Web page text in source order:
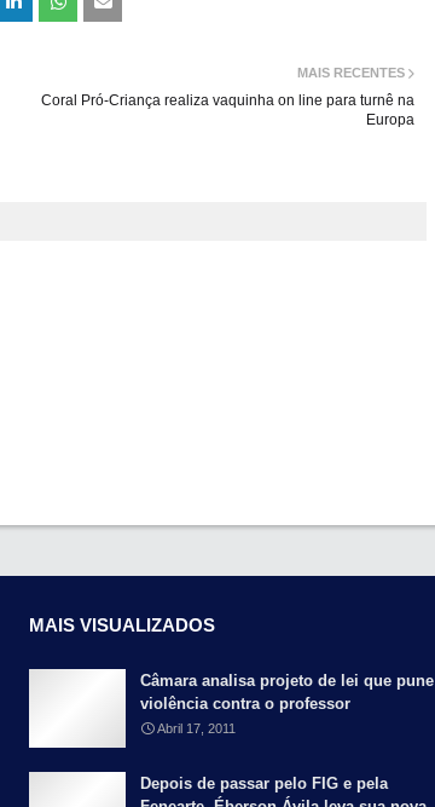
MAIS RECENTES
Coral Pró-Criança realiza vaquinha on line para turnê na
Europa
MAIS VISUALIZADOS
Câmara analisa projeto de lei que pune
violência contra o professor
Abril 17, 2011
Depois de passar pelo FIG e pela